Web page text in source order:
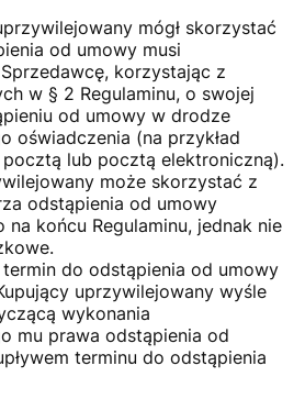
mógł skorzystać
od umowy musi
korzystając z
w § 2 Regulaminu, o swojej
od umowy w drodze
oświadczenia (na przykład
pocztą lub pocztą elektroniczną).
może skorzystać z
odstąpienia od umowy
na końcu Regulaminu, jednak nie
do odstąpienia od umowy
uprzywilejowany wyśle
wykonania
mu prawa odstąpienia od
terminu do odstąpienia